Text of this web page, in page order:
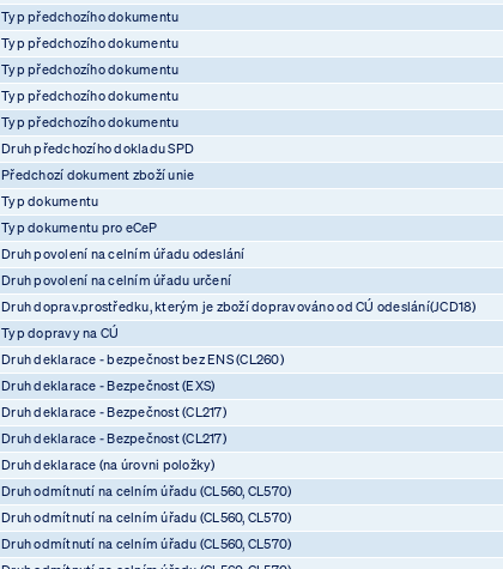
Typ předchozího dokumentu
Typ předchozího dokumentu
Typ předchozího dokumentu
Typ předchozího dokumentu
Typ předchozího dokumentu
Druh předchozího dokladu SPD
Předchozí dokument zboží unie
Typ dokumentu
Typ dokumentu pro eCeP
Druh povolení na celním úřadu odeslání
Druh povolení na celním úřadu určení
Druh doprav.prostředku, kterým je zboží dopravováno od CÚ odeslání(JCD18)
Typ dopravy na CÚ
Druh deklarace - bezpečnost bez ENS (CL260)
Druh deklarace - Bezpečnost (EXS)
Druh deklarace - Bezpečnost (CL217)
Druh deklarace - Bezpečnost (CL217)
Druh deklarace (na úrovni položky)
Druh odmítnutí na celním úřadu (CL560, CL570)
Druh odmítnutí na celním úřadu (CL560, CL570)
Druh odmítnutí na celním úřadu (CL560, CL570)